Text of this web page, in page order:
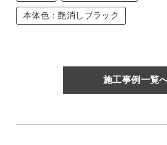
本体色：艶消しブラック
施工事例一覧